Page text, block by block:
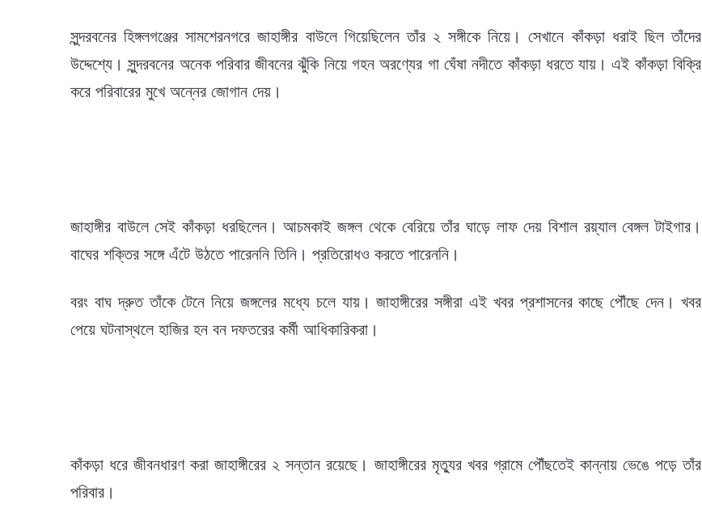
সুন্দরবনের হিঙ্গলগঞ্জের সামশেরনগরে জাহাঙ্গীর বাউলে গিয়েছিলেন তাঁর ২ সঙ্গীকে নিয়ে। সেখানে কাঁকড়া ধরাই ছিল তাঁদের
উদ্দেশ্যে। সুন্দরবনের অনেক পরিবার জীবনের ঝুঁকি নিয়ে গহন অরণ্যের গা ঘেঁষা নদীতে কাঁকড়া ধরতে যায়। এই কাঁকড়া বিক্রি
করে পরিবারের মুখে অন্নের জোগান দেয়।
জাহাঙ্গীর বাউলে সেই কাঁকড়া ধরছিলেন। আচমকাই জঙ্গল থেকে বেরিয়ে তাঁর ঘাড়ে লাফ দেয় বিশাল রয়্যাল বেঙ্গল টাইগার।
বাঘের শক্তির সঙ্গে এঁটে উঠতে পারেননি তিনি। প্রতিরোধও করতে পারেননি।
বরং বাঘ দ্রুত তাঁকে টেনে নিয়ে জঙ্গলের মধ্যে চলে যায়। জাহাঙ্গীরের সঙ্গীরা এই খবর প্রশাসনের কাছে পৌঁছে দেন। খবর
পেয়ে ঘটনাস্থলে হাজির হন বন দফতরের কর্মী আধিকারিকরা।
কাঁকড়া ধরে জীবনধারণ করা জাহাঙ্গীরের ২ সন্তান রয়েছে। জাহাঙ্গীরের মৃত্যুর খবর গ্রামে পৌঁছতেই কান্নায় ভেঙে পড়ে তাঁর
পরিবার।